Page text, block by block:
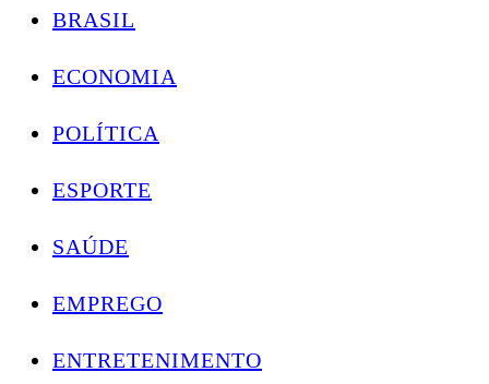
BRASIL
ECONOMIA
POLÍTICA
ESPORTE
SAÚDE
EMPREGO
ENTRETENIMENTO